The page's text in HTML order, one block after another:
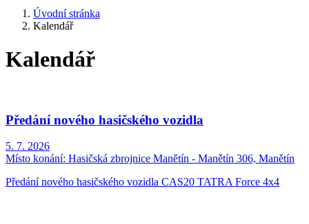
Úvodní stránka
Kalendář
Kalendář
Předání nového hasičského vozidla
5. 7. 2026
Místo konání: Hasičská zbrojnice Manětín - Manětín 306, Manětín
Předání nového hasičského vozidla CAS20 TATRA Force 4x4